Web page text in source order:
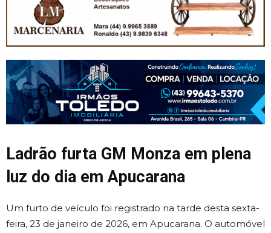
Ladrão furta GM Monza em plena
luz do dia em Apucarana
Um furto de veículo foi registrado na tarde desta sexta-
feira, 23 de janeiro de 2026, em Apucarana. O automóvel